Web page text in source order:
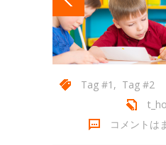
Tag #1 , Tag #2
コメントは